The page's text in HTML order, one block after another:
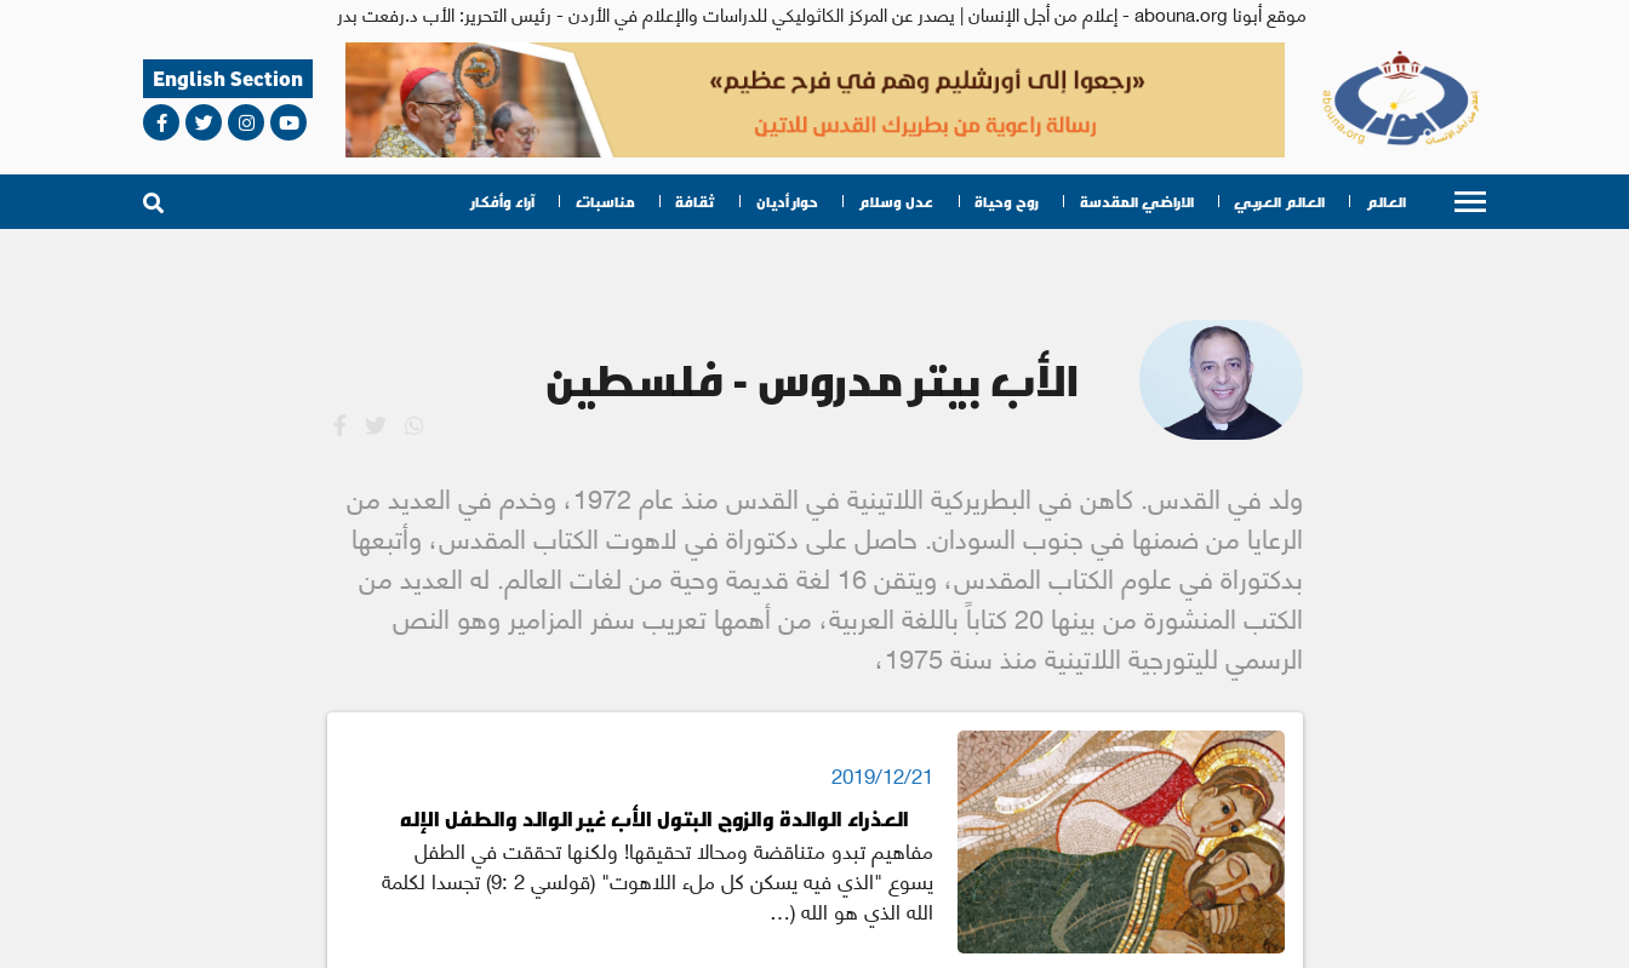
موقع أبونا abouna.org - إعلام من أجل الإنسان | يصدر عن المركز الكاثوليكي للدراسات والإعلام في الأردن - رئيس التحرير: الأب د.رفعت بدر
English Section
العالم العالم العربي الاراضي المقدسة روح وحياة عدل وسلام حوار أديان ثقافة مناسبات آراء وأفكار
الأب بيتر مدروس - فلسطين
ولد في القدس. كاهن في البطريركية اللاتينية في القدس منذ عام 1972، وخدم في العديد من
الرعايا من ضمنها في جنوب السودان. حاصل على دكتوراة في لاهوت الكتاب المقدس، وأتبعها
بدكتوراة في علوم الكتاب المقدس، ويتقن 16 لغة قديمة وحية من لغات العالم. له العديد من
الكتب المنشورة من بينها 20 كتاباً باللغة العربية، من أهمها تعريب سفر المزامير وهو النص
الرسمي لليتورجية اللاتينية منذ سنة 1975،
2019/12/21
العذراء الوالدة والزوج البتول الأب غير الوالد والطفل الإله
مفاهيم تبدو متناقضة ومحالا تحقيقها! ولكنها تحققت في الطفل
يسوع "الذي فيه يسكن كل ملء اللاهوت" (قولسي 2 :9) تجسدا لكلمة
الله الذي هو الله (…